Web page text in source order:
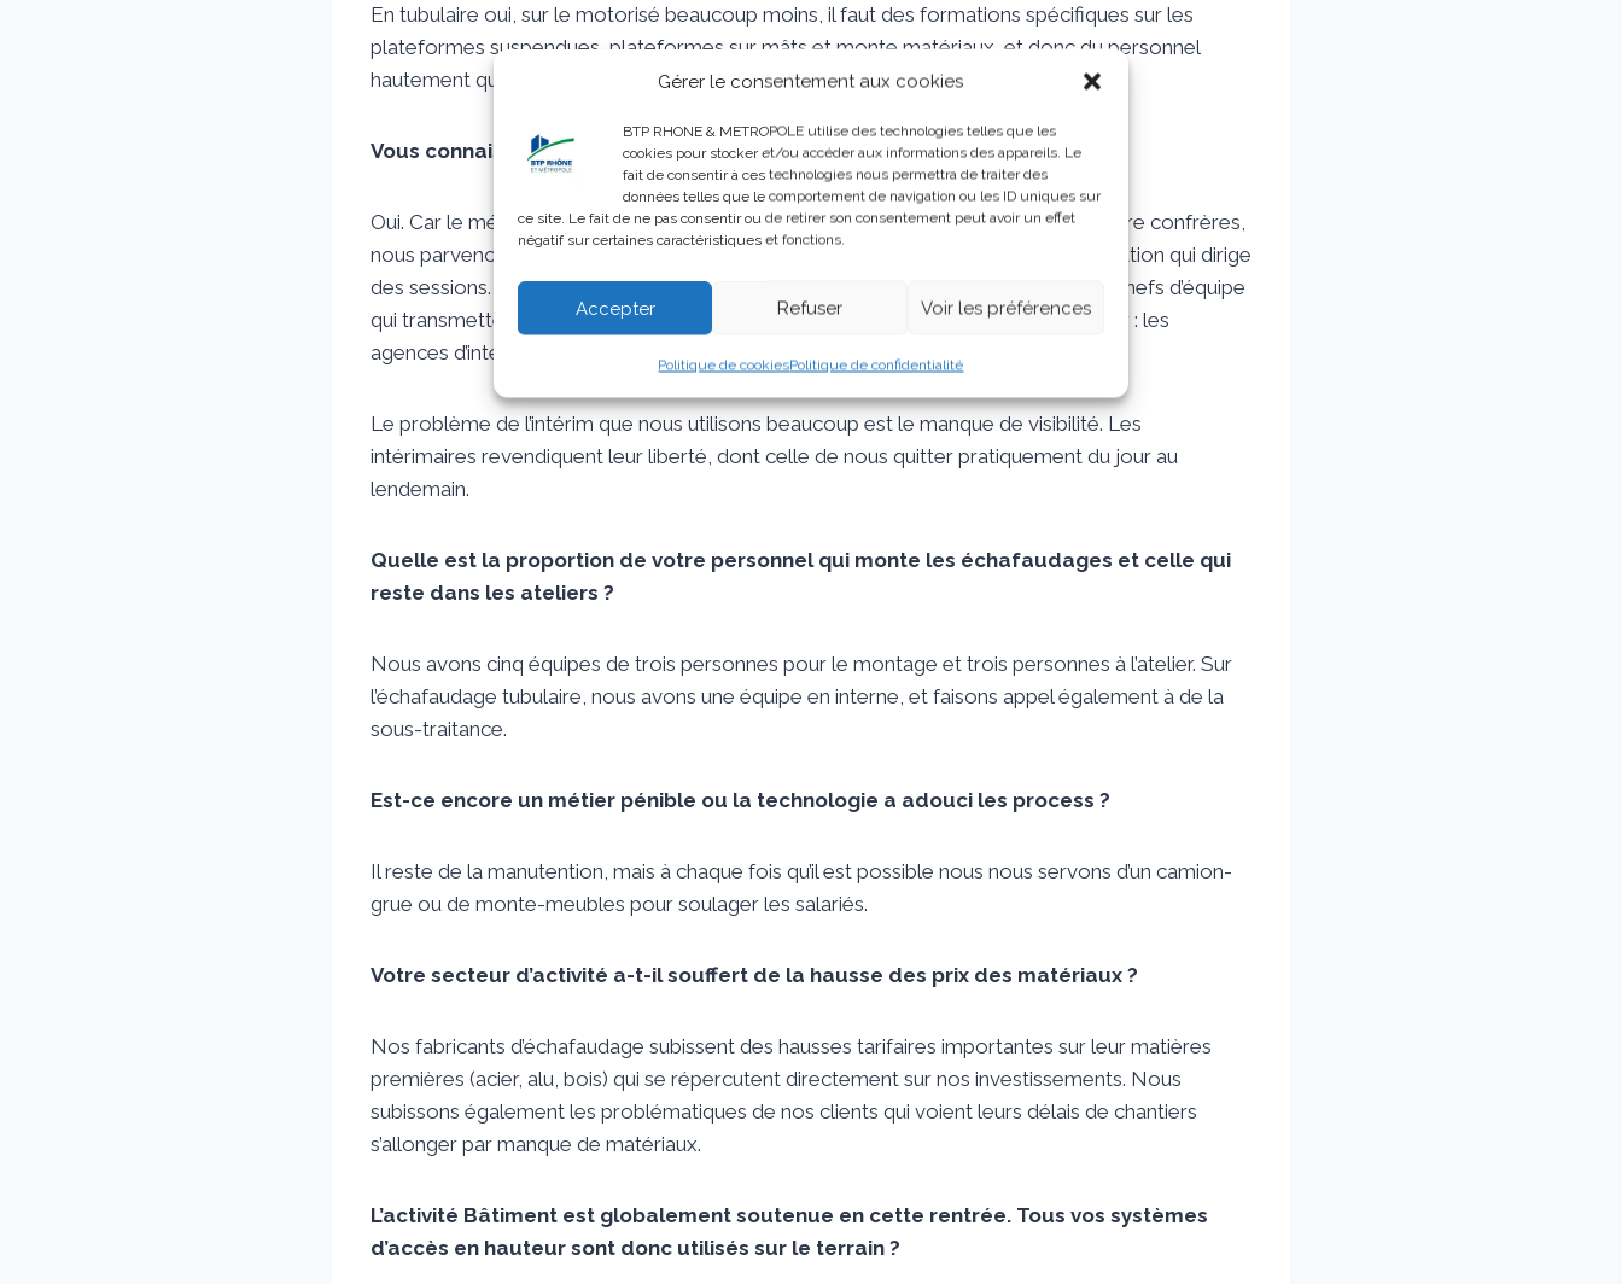
Gérer le consentement aux cookies
BTP RHONE & METROPOLE utilise des technologies telles que les
cookies pour stocker et/ou accéder aux informations des appareils. Le
fait de consentir à ces technologies nous permettra de traiter des
données telles que le comportement de navigation ou les ID uniques sur
ce site. Le fait de ne pas consentir ou de retirer son consentement peut avoir un effet
négatif sur certaines caractéristiques et fonctions.
Accepter Refuser Voir les préférences
Politique de cookiesPolitique de confidentialité
En tubulaire oui, sur le motorisé beaucoup moins, il faut des formations spécifiques sur les
plateformes suspendues, plateformes sur mâts et monte matériaux, et donc du personnel
hautement qualifié.
Vous connaissez des problèmes de recrutement ?
Oui. Car le métier d’échafaudeur ne s’apprend pas à l’école. En nous regroupant entre confrères,
nous parvenons à faire former nos salariés par un organisme adhérent de la fédération qui dirige
des sessions. Mais nos personnels sont avant tout formés sur le chantier par nos chefs d’équipe
qui transmettent leur savoir. Nous avons testé de nombreuses pistes pour recruter : les
agences d’intérim, Pôle Emploi, la cooptation…
Le problème de l’intérim que nous utilisons beaucoup est le manque de visibilité. Les
intérimaires revendiquent leur liberté, dont celle de nous quitter pratiquement du jour au
lendemain.
Quelle est la proportion de votre personnel qui monte les échafaudages et celle qui
reste dans les ateliers ?
Nous avons cinq équipes de trois personnes pour le montage et trois personnes à l’atelier. Sur
l’échafaudage tubulaire, nous avons une équipe en interne, et faisons appel également à de la
sous-traitance.
Est-ce encore un métier pénible ou la technologie a adouci les process ?
Il reste de la manutention, mais à chaque fois qu’il est possible nous nous servons d’un camion-
grue ou de monte-meubles pour soulager les salariés.
Votre secteur d’activité a-t-il souffert de la hausse des prix des matériaux ?
Nos fabricants d’échafaudage subissent des hausses tarifaires importantes sur leur matières
premières (acier, alu, bois) qui se répercutent directement sur nos investissements. Nous
subissons également les problématiques de nos clients qui voient leurs délais de chantiers
s’allonger par manque de matériaux.
L’activité Bâtiment est globalement soutenue en cette rentrée. Tous vos systèmes
d’accès en hauteur sont donc utilisés sur le terrain ?